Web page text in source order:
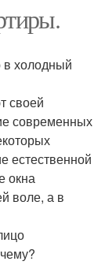
в холодный
своей
современных
естественной
окна
воле, а в